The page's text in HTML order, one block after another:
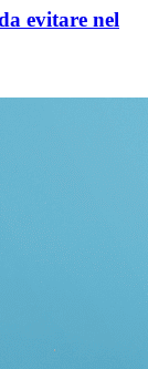
evitare nel